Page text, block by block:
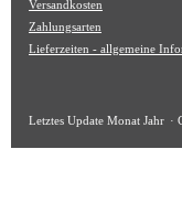
Versandkosten
Zahlungsarten
Lieferzeiten - allgemeine
Letztes Update Monat Jahr ·